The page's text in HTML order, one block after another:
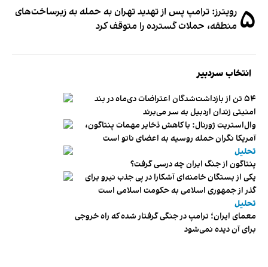
۵ رویترز: ترامپ پس از تهدید تهران به حمله به زیرساخت‌های
منطقه، حملات گسترده را متوقف کرد
انتخاب سردبیر
۵۴ تن از بازداشت‌شدگان اعتراضات دی‌ماه در بند
امنیتی زندان اردبیل به سر می‌برند
وال‌استریت ژورنال: با کاهش ذخایر مهمات پنتاگون،
آمریکا نگران حمله روسیه به اعضای ناتو‌ است
تحلیل
پنتاگون از جنگ ایران چه درسی گرفت؟
یکی از بستگان خامنه‌ای آشکارا در پی جذب نیرو برای
گذر از جمهوری اسلامی به حکومت اسلامی است
تحلیل
معمای ایران؛ ترامپ در جنگی گرفتار شده که راه خروجی
برای آن دیده نمی‌شود